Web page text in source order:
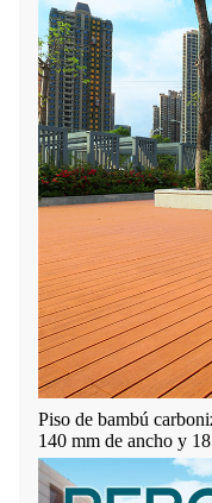
Piso de bambú
140 mm de ancho y